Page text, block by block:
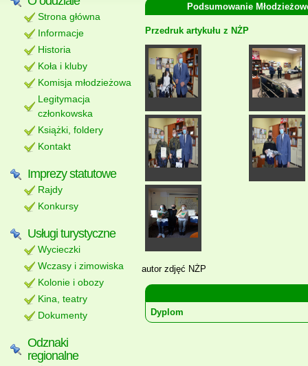
Strona główna
Informacje
Historia
Koła i kluby
Komisja młodzieżowa
Legitymacja
członkowska
Książki, foldery
Kontakt
Imprezy statutowe
Rajdy
Konkursy
Usługi turystyczne
Wycieczki
Wczasy i zimowiska
Kolonie i obozy
Kina, teatry
Dokumenty
Odznaki
regionalne
Podsumowanie
Przedruk artykułu z NŻP
autor zdjęć NŻP
Dyplom